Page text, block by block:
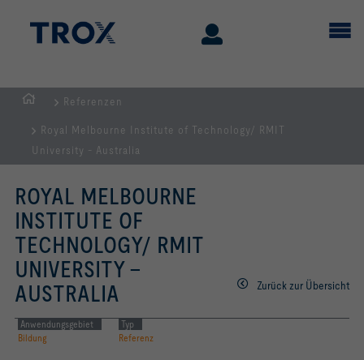
Referenzen
Royal Melbourne Institute of Technology/ RMIT
University - Australia
ROYAL MELBOURNE
INSTITUTE OF
TECHNOLOGY/ RMIT
UNIVERSITY -
AUSTRALIA
Zurück zur Übersicht
Anwendungsgebiet
Bildung
Typ
Referenz